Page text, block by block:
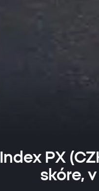
Index PX
skóre,